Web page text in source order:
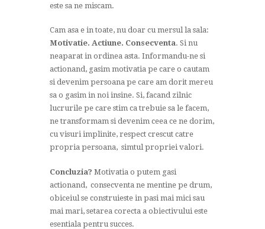
este sa ne miscam.
Cam asa e in toate, nu doar cu mersul la sala:
Motivatie. Actiune. Consecventa. Si nu
neaparat in ordinea asta. Informandu-ne si
actionand, gasim motivatia pe care o cautam
si devenim persoana pe care am dorit mereu
sa o gasim in noi insine. Si, facand zilnic
lucrurile pe care stim ca trebuie sa le facem,
ne transformam si devenim ceea ce ne dorim,
cu visuri implinite, respect crescut catre
propria persoana, simtul propriei valori.
Concluzia? Motivatia o putem gasi
actionand, consecventa ne mentine pe drum,
obiceiul se construieste in pasi mai mici sau
mai mari, setarea corecta a obiectivului este
esentiala pentru succes.